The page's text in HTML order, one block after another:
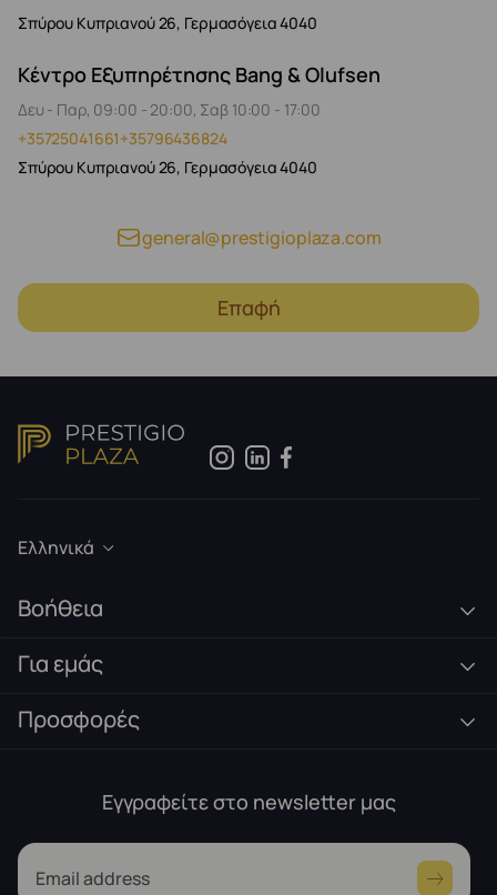
Σπύρου Κυπριανού 26, Γερμασόγεια 4040
Κέντρο Εξυπηρέτησης Bang & Olufsen
Δευ - Παρ, 09:00 - 20:00, Σαβ 10:00 - 17:00
+35725041661+35796436824
Σπύρου Κυπριανού 26, Γερμασόγεια 4040
general@prestigioplaza.com
Επαφή
Ελληνικά
Βοήθεια
Για εμάς
Προσφορές
Εγγραφείτε στο newsletter μας
Email address